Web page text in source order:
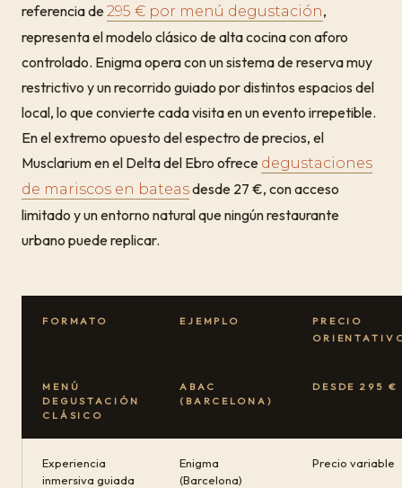
referencia de 295 € por menú degustación,
representa el modelo clásico de alta cocina con aforo
controlado. Enigma opera con un sistema de reserva muy
restrictivo y un recorrido guiado por distintos espacios del
local, lo que convierte cada visita en un evento irrepetible.
En el extremo opuesto del espectro de precios, el
Musclarium en el Delta del Ebro ofrece degustaciones
de mariscos en bateasdesde 27 €, con acceso
limitado y un entorno natural que ningún restaurante
urbano puede replicar.
FORMATO EJEMPLO
PRECIO
MENÚ
DEGUSTACIÓN
CLÁSICO
ABAC
(BARCELONA)
DESDE 295 €
Experiencia
inmersiva guiada
Enigma
(Barcelona)
Precio variable